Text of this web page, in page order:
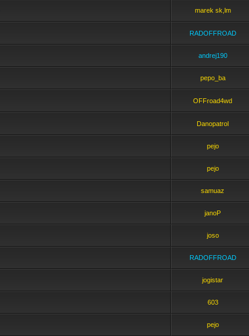
marek sk,lm
RADOFFROAD
andrej190
pepo_ba
OFFroad4wd
Danopatrol
pejo
pejo
samuaz
janoP
joso
RADOFFROAD
jogistar
603
pejo